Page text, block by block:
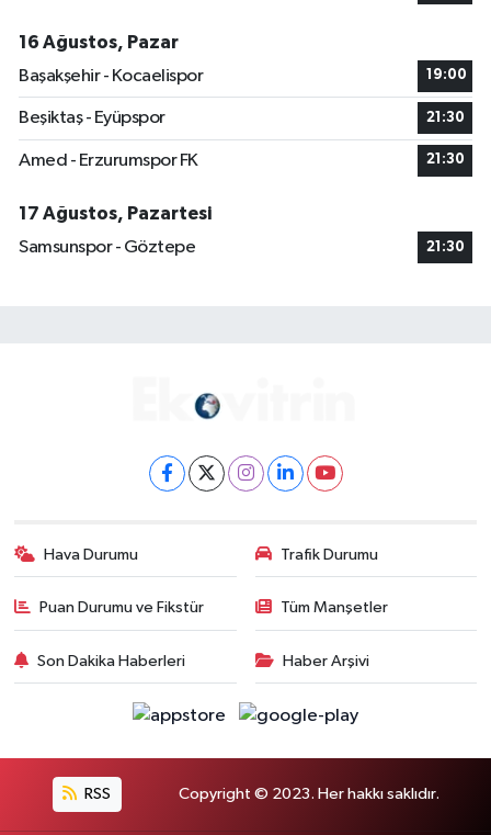
16 Ağustos, Pazar
Başakşehir - Kocaelispor
19:00
Beşiktaş - Eyüpspor 21:30
Amed - Erzurumspor FK 21:30
17 Ağustos, Pazartesi
Samsunspor - Göztepe
21:30
Hava Durumu Trafik Durumu
Puan Durumu ve Fikstür Tüm Manşetler
Son Dakika Haberleri Haber Arşivi
RSS Copyright © 2023. Her hakkı saklıdır.